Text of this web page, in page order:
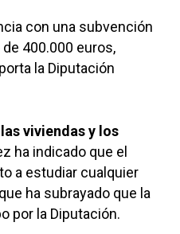
con una subvención
400.000 euros,
la Diputación
viviendas y los
ha indicado que el
a estudiar cualquier
ha subrayado que la
por la Diputación.